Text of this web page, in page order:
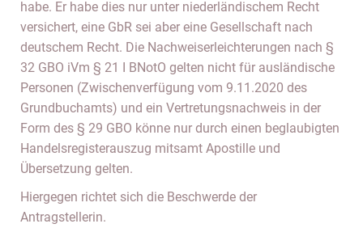
habe. Er habe dies nur unter niederländischem Recht
versichert, eine GbR sei aber eine Gesellschaft nach
deutschem Recht. Die Nachweiserleichterungen nach §
32 GBO iVm § 21 I BNotO gelten nicht für ausländische
Personen (Zwischenverfügung vom 9.11.2020 des
Grundbuchamts) und ein Vertretungsnachweis in der
Form des § 29 GBO könne nur durch einen beglaubigten
Handelsregisterauszug mitsamt Apostille und
Übersetzung gelten.
Hiergegen richtet sich die Beschwerde der
Antragstellerin.